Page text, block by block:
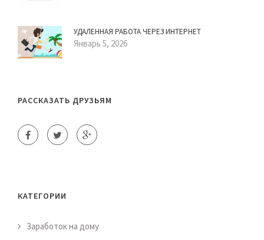
УДАЛЕННАЯ РАБОТА ЧЕРЕЗ ИНТЕРНЕТ
Январь 5, 2026
РАССКАЗАТЬ ДРУЗЬЯМ
КАТЕГОРИИ
Заработок на дому